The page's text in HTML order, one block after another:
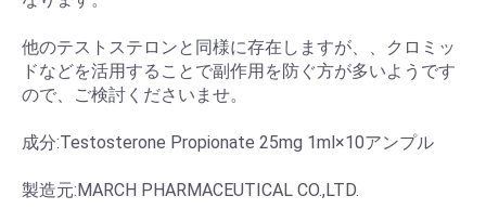
他のテストステロンと同様に存在しますが、、クロミッ
ドなどを活用することで副作用を防ぐ方が多いようです
ので、ご検討くださいませ。
成分:Testosterone Propionate 25mg 1ml×10アンプル
製造元:MARCH PHARMACEUTICAL CO.,LTD.